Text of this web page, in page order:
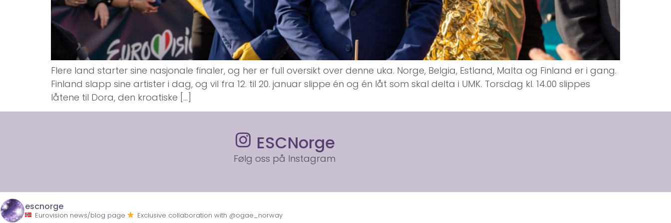
Flere land starter sine nasjonale finaler, og her er full oversikt over denne uka. Norge, Belgia, Estland, Malta og Finland er i gang.
Finland slapp sine artister i dag, og vil fra 12. til 20. januar slippe én og én låt som skal delta i UMK. Torsdag kl. 14.00 slippes
låtene til Dora, den kroatiske […]
ESCNorge
Følg oss på Instagram
escnorge
Eurovision news/blog page Exclusive collaboration with @ogae_norway